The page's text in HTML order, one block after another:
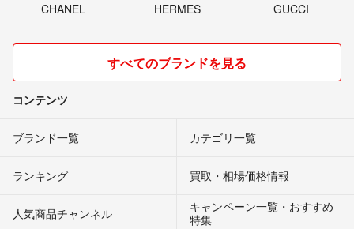
CHANEL HERMES GUCCI
すべてのブランドを見る
コンテンツ
ブランド一覧 カテゴリ一覧
ランキング 買取・相場価格情報
人気商品チャンネル
キャンペーン一覧・おすすめ
特集